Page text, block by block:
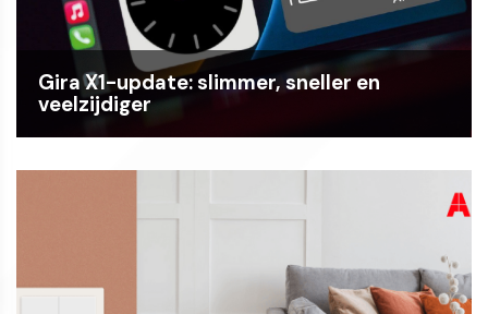
Gira X1-update: slimmer, sneller en
veelzijdiger